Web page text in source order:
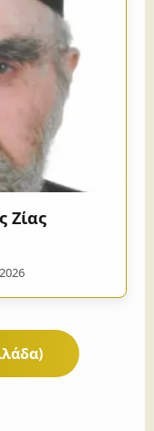
Ζίας